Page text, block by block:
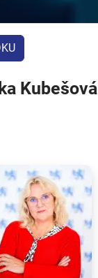
Kubešová